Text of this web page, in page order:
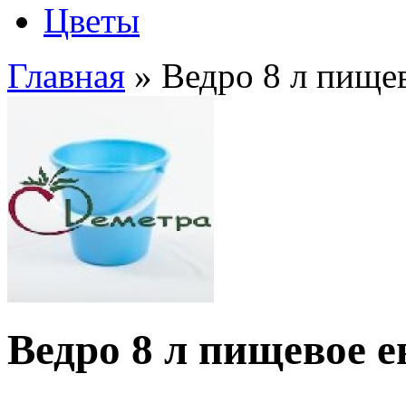
Цветы
Главная » Ведро 8 л
Ведро 8 л пищевое